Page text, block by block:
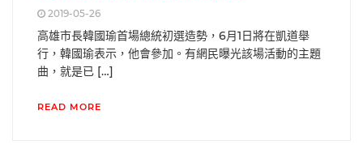
2019-05-26
高雄市長韓國瑜首場總統初選造勢，6月1日將在凱道舉
行，韓國瑜表示，他會參加。有網民曝光該場活動的主題
曲，就是已 […]
READ MORE